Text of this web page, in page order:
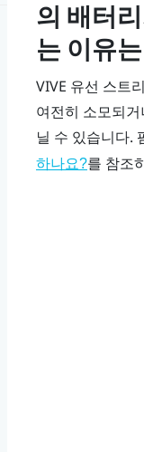
의 배터
는 이유
VIVE 유선 스트
여전히 소모되
닐 수 있습니다.
하나요?를 참조